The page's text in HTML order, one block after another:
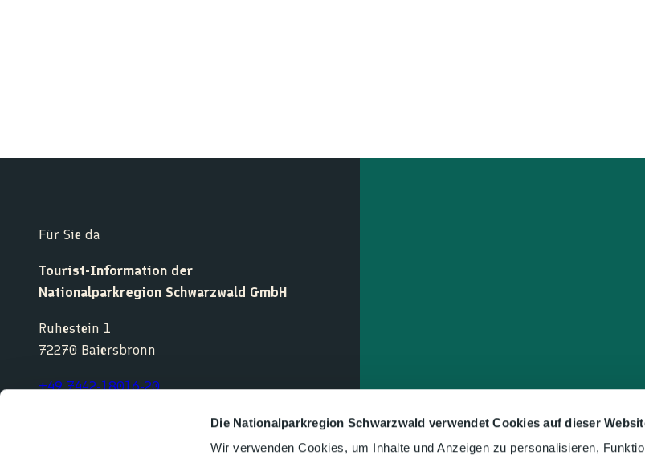
Die Nationalparkregion Schwarzwald verwendet Cookies auf dieser
Wir verwenden Cookies, um Inhalte und Anzeigen zu personalisieren,
Für Sie da
Tourist-Information der
Nationalparkregion Schwarzwald GmbH
Ruhestein 1
72270 Baiersbronn
+49 7442-18016-20
service@nationalparkregion-schwarzwald.de